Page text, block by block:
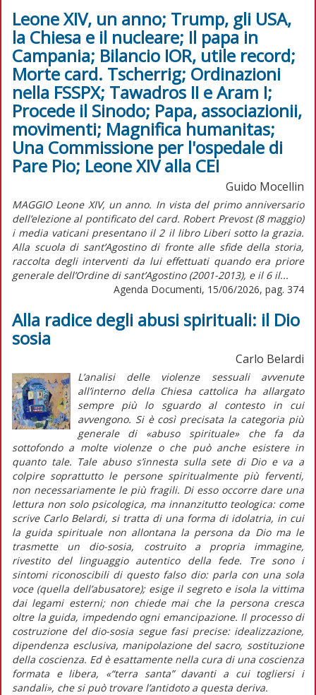
Leone XIV, un anno; Trump, gli USA,
la Chiesa e il nucleare; Il papa in
Campania; Bilancio IOR, utile record;
Morte card. Tscherrig; Ordinazioni
nella FSSPX; Tawadros II e Aram I;
Procede il Sinodo; Papa, associazionii,
movimenti; Magnifica humanitas;
Una Commissione per l'ospedale di
Pare Pio; Leone XIV alla CEI
Guido Mocellin
MAGGIO Leone XIV, un anno. In vista del primo anniversario
dell’elezione al pontificato del card. Robert Prevost (8 maggio)
i media vaticani presentano il 2 il libro Liberi sotto la grazia.
Alla scuola di sant’Agostino di fronte alle sfide della storia,
raccolta degli interventi da lui effettuati quando era priore
generale dell’Ordine di sant’Agostino (2001-2013), e il 6 il...
Agenda Documenti, 15/06/2026, pag. 374
Alla radice degli abusi spirituali: il Dio
sosia
Carlo Belardi
L’analisi delle violenze sessuali avvenute
all’interno della Chiesa cattolica ha allargato
sempre più lo sguardo al contesto in cui
avvengono. Si è così precisata la categoria più
generale di «abuso spirituale» che fa da
sottofondo a molte violenze o che può anche esistere in
quanto tale. Tale abuso s’innesta sulla sete di Dio e va a
colpire soprattutto le persone spiritualmente più ferventi,
non necessariamente le più fragili. Di esso occorre dare una
lettura non solo psicologica, ma innanzitutto teologica: come
scrive Carlo Belardi, si tratta di una forma di idolatria, in cui
la guida spirituale non allontana la persona da Dio ma le
trasmette un dio-sosia, costruito a propria immagine,
rivestito del linguaggio autentico della fede. Tre sono i
sintomi riconoscibili di questo falso dio: parla con una sola
voce (quella dell’abusatore); esige il segreto e isola la vittima
dai legami esterni; non chiede mai che la persona cresca
oltre la guida, impedendo ogni emancipazione. Il processo di
costruzione del dio-sosia segue fasi precise: idealizzazione,
dipendenza esclusiva, manipolazione del sacro, sostituzione
della coscienza. Ed è esattamente nella cura di una coscienza
formata e libera, «“terra santa” davanti a cui togliersi i
sandali», che si può trovare l’antidoto a questa deriva.